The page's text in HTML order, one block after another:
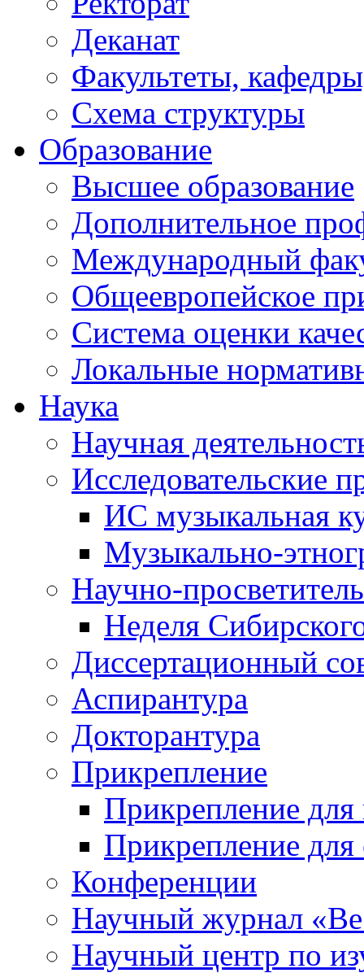
Деканат
Факультеты,
Схема структуры
Образование
Высшее образование
Дополнительное
Международный
Общеевропейское
Система оценки
Локальные
Наука
Научная
Исследовательские
ИС музыкальная
Музыкально-
Научно-
Неделя
Диссертационный
Аспирантура
Докторантура
Прикрепление
Прикрепление для
Прикрепление для
Конференции
Научный журнал
Научный центр по